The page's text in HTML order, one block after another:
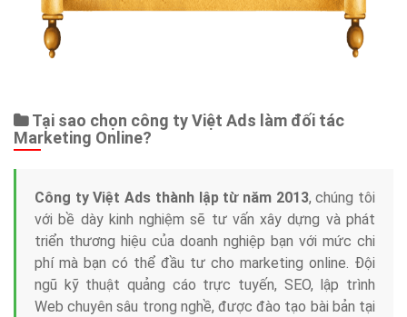
Tại sao chọn công ty Việt Ads làm đối tác
Marketing Online?
Công ty Việt Ads thành lập từ năm 2013, chúng tôi
với bề dày kinh nghiệm sẽ tư vấn xây dựng và phát
triển thương hiệu của doanh nghiệp bạn với mức chi
phí mà bạn có thể đầu tư cho marketing online. Đội
ngũ kỹ thuật quảng cáo trực tuyến, SEO, lập trình
Web chuyên sâu trong nghề, được đào tạo bài bản tại